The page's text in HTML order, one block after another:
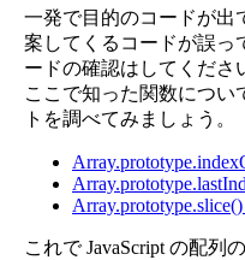
一発で目的のコードが出
案してくるコードが誤っ
ードの確認はしてくださ
ここで知った関数につい
トを調べてみましょう。
これで JavaScript の配列